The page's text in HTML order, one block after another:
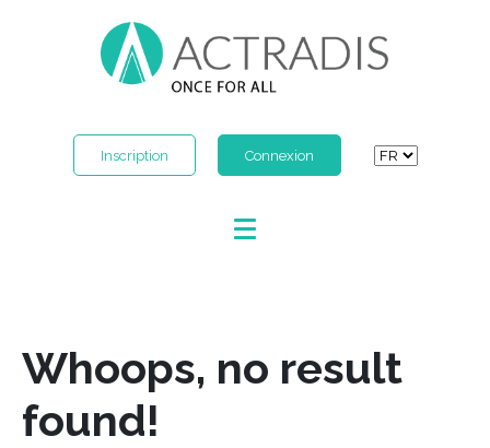
Inscription Connexion
Whoops, no result
found!